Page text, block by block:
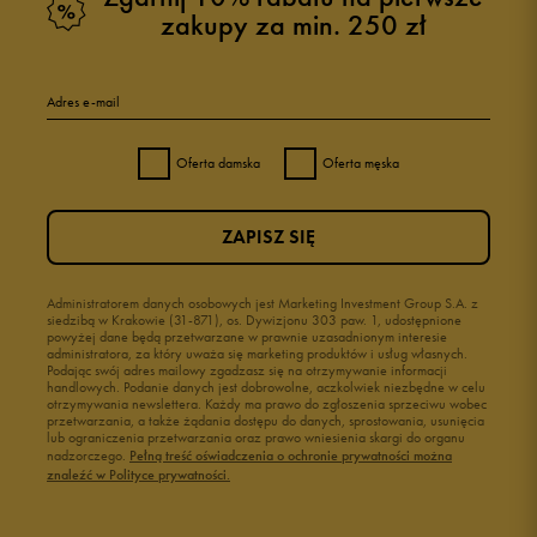
zakupy za min. 250 zł
Adres e-mail
Oferta damska Oferta męska
Administratorem danych osobowych jest Marketing Investment Group S.A. z
siedzibą w Krakowie (31-871), os. Dywizjonu 303 paw. 1, udostępnione
powyżej dane będą przetwarzane w prawnie uzasadnionym interesie
administratora, za który uważa się marketing produktów i usług własnych.
Podając swój adres mailowy zgadzasz się na otrzymywanie informacji
handlowych. Podanie danych jest dobrowolne, aczkolwiek niezbędne w celu
otrzymywania newslettera. Każdy ma prawo do zgłoszenia sprzeciwu wobec
przetwarzania, a także żądania dostępu do danych, sprostowania, usunięcia
lub ograniczenia przetwarzania oraz prawo wniesienia skargi do organu
nadzorczego. Pełną treść oświadczenia o ochronie prywatności można
znaleźć w Polityce prywatności.
ZAPISZ SIĘ